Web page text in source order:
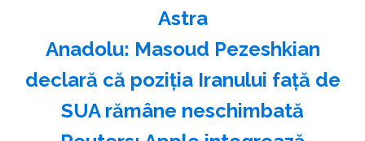
Astra
Anadolu: Masoud Pezeshkian
declară că poziţia Iranului faţă de
SUA rămâne neschimbată